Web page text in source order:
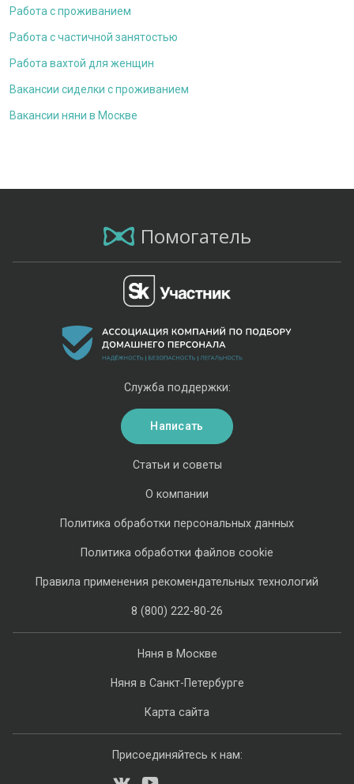
Работа с проживанием
Работа с частичной занятостью
Работа вахтой для женщин
Вакансии сиделки с проживанием
Вакансии няни в Москве
Помогатель
Няня в Москве
Няня в Санкт-Петербурге
Карта сайта
Статьи и советы
О компании
Политика обработки персональных данных
Политика обработки файлов cookie
Правила применения рекомендательных технологий
8 (800) 222-80-26
Служба поддержки:
Написать
Присоединяйтесь к нам: